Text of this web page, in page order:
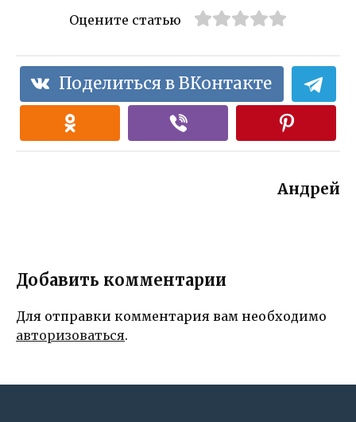
Оцените статью
Поделиться в ВКонтакте
Андрей
Добавить комментарии
Для отправки комментария вам необходимо
авторизоваться.